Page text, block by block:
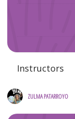
Instructors
ZULMA PATARROYO